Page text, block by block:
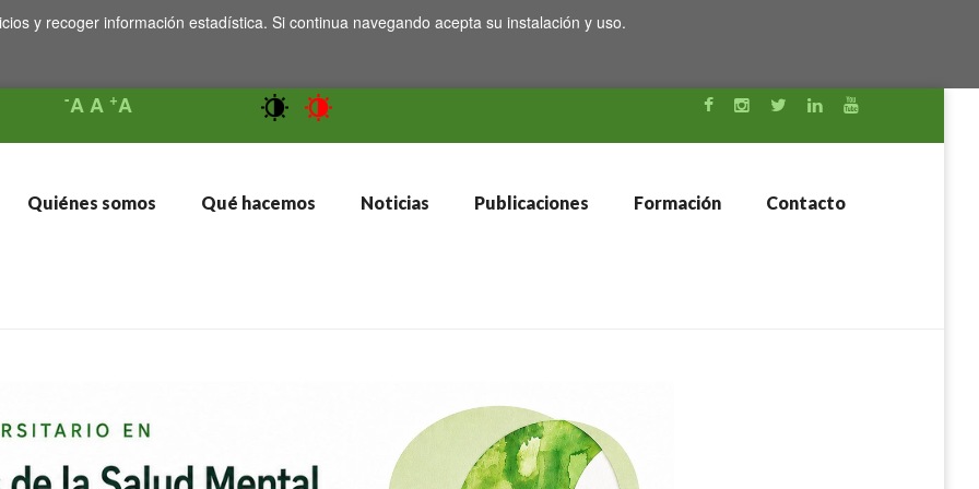
y recoger información estadística. Si continua navegando acepta su instalación y uso.
-AA +A
Quiénes somos Qué hacemos Noticias Publicaciones Formación Contacto